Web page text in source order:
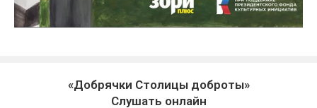
«Добрячки Столицы доброты»
Слушать онлайн